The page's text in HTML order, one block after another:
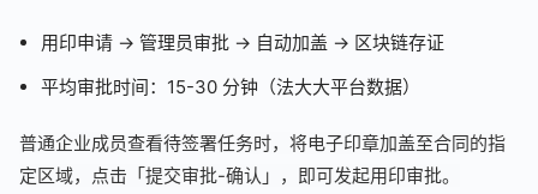
用印申请 → 管理员审批 → 自动加盖 → 区块链存证
平均审批时间：15-30 分钟（法大大平台数据）
普通企业成员查看待签署任务时，将电子印章加盖至合同的指
定区域，点击「提交审批-确认」，即可发起用印审批。